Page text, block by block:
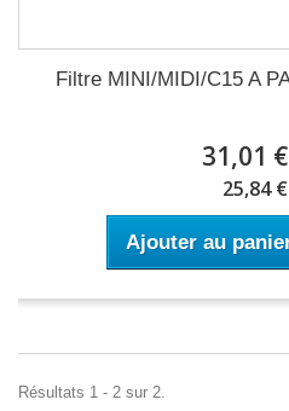
Filtre MINI/MIDI/C15 A
31,01
25,84
Ajouter au
Résultats 1 - 2 sur 2.